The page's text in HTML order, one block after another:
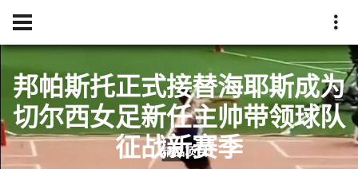
邦帕斯托正式接替海耶斯成为
切尔西女足新任主帅带领球队
征战新赛季